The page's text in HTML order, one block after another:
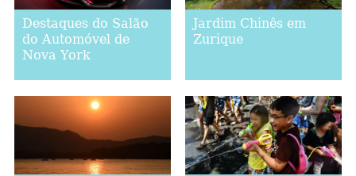
Destaques do Salão
do Automóvel de
Nova York
Jardim Chinês em
Zurique